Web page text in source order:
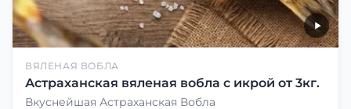
ВЯЛЕНАЯ ВОБЛА
Астраханская вяленая вобла с икрой от 3кг.
Вкуснейшая Астраханская Вобла